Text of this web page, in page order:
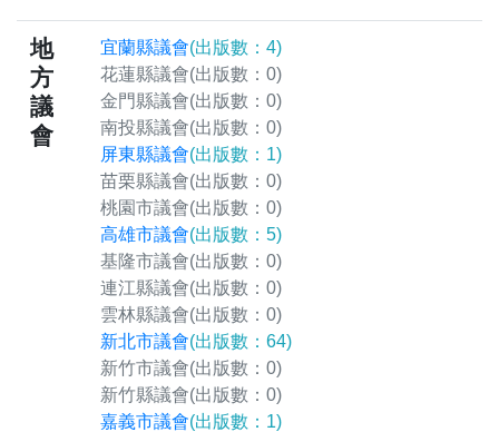
地
方
議
會
宜蘭縣議會(出版數：4)
花蓮縣議會(出版數：0)
金門縣議會(出版數：0)
南投縣議會(出版數：0)
屏東縣議會(出版數：1)
苗栗縣議會(出版數：0)
桃園市議會(出版數：0)
高雄市議會(出版數：5)
基隆市議會(出版數：0)
連江縣議會(出版數：0)
雲林縣議會(出版數：0)
新北市議會(出版數：64)
新竹市議會(出版數：0)
新竹縣議會(出版數：0)
嘉義市議會(出版數：1)